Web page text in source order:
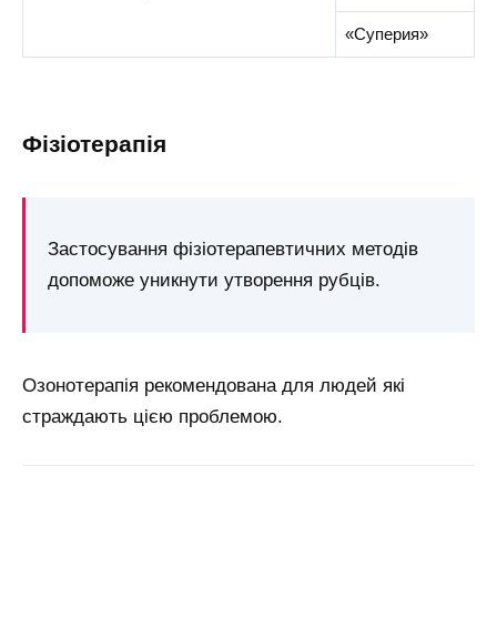
«Суперия»
фізіотерапія
Застосування фізіотерапевтичних методів
допоможе уникнути утворення рубців.
Озонотерапія рекомендована для людей які
страждають цією проблемою.